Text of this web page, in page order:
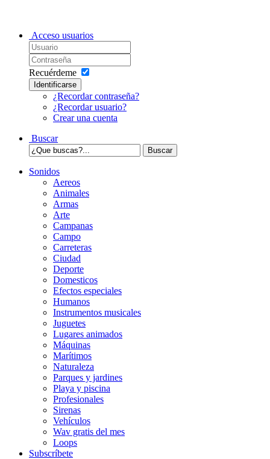
Acceso usuarios
Recuérdeme
Identificarse
¿Recordar contraseña?
¿Recordar usuario?
Crear una cuenta
Buscar
Sonidos
Aereos
Animales
Armas
Arte
Campanas
Campo
Carreteras
Ciudad
Deporte
Domesticos
Efectos especiales
Humanos
Instrumentos musicales
Juguetes
Lugares animados
Máquinas
Marítimos
Naturaleza
Parques y jardines
Playa y piscina
Profesionales
Sirenas
Vehículos
Wav gratis del mes
Loops
Subscríbete